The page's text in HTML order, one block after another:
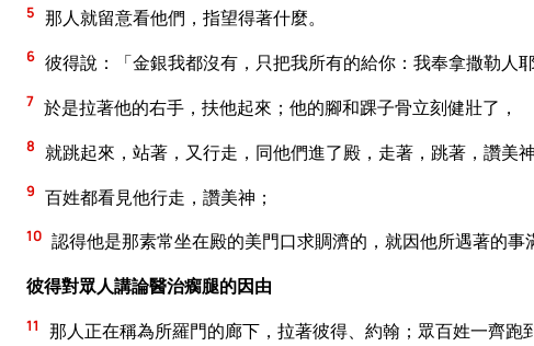
5 那人就留意看他們，指望得著什麼。
6 彼得說：「金銀我都沒有，只把我所有的給你：我奉拿撒勒人
7 於是拉著他的右手，扶他起來；他的腳和踝子骨立刻健壯了，
8 就跳起來，站著，又行走，同他們進了殿，走著，跳著，讚美神
9 百姓都看見他行走，讚美神；
10 認得他是那素常坐在殿的美門口求賙濟的，就因他所遇著的事
彼得對眾人講論醫治瘸腿的因由
11 那人正在稱為所羅門的廊下，拉著彼得、約翰；眾百姓一齊跑